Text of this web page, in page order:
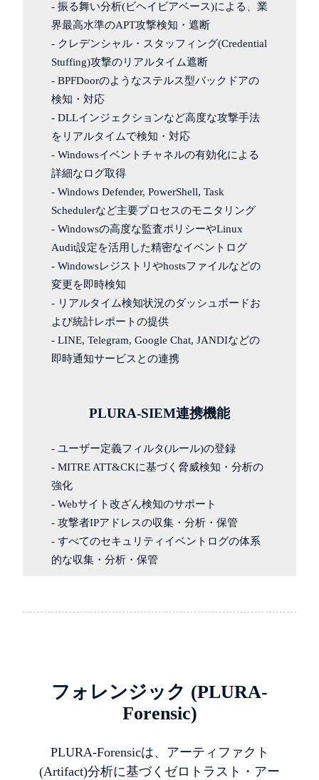
- 振る舞い分析(ビヘイビアベース)による、業
界最高水準のAPT攻撃検知・遮断
- クレデンシャル・スタッフィング(Credential
Stuffing)攻撃のリアルタイム遮断
- BPFDoorのようなステルス型バックドアの
検知・対応
- DLLインジェクションなど高度な攻撃手法
をリアルタイムで検知・対応
- Windowsイベントチャネルの有効化による
詳細なログ取得
- Windows Defender, PowerShell, Task
Schedulerなど主要プロセスのモニタリング
- Windowsの高度な監査ポリシーやLinux
Audit設定を活用した精密なイベントログ
- Windowsレジストリやhostsファイルなどの
変更を即時検知
- リアルタイム検知状況のダッシュボードお
よび統計レポートの提供
- LINE, Telegram, Google Chat, JANDIなどの
即時通知サービスとの連携
PLURA-SIEM連携機能
- ユーザー定義フィルタ(ルール)の登録
- MITRE ATT&CKに基づく脅威検知・分析の
強化
- Webサイト改ざん検知のサポート
- 攻撃者IPアドレスの収集・分析・保管
- すべてのセキュリティイベントログの体系
的な収集・分析・保管
フォレンジック (PLURA-
Forensic)
PLURA-Forensicは、アーティファクト
(Artifact)分析に基づくゼロトラスト・アー